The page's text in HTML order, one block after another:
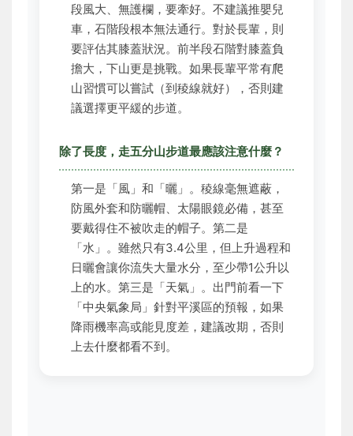
段風大、無護欄，要牽好。不建議推嬰兒
車，石階段根本無法通行。對於長輩，則
要評估其膝蓋狀況。前半段石階對膝蓋負
擔大，下山更是挑戰。如果長輩平常有爬
山習慣可以嘗試（到稜線就好），否則建
議選擇更平緩的步道。
除了長度，走五分山步道最應該注意什麼？
第一是「風」和「曬」。稜線毫無遮蔽，
防風外套和防曬帽、太陽眼鏡必備，甚至
要戴得住不被吹走的帽子。第二是
「水」。雖然只有3.4公里，但上升過程和
日曬會讓你流失大量水分，至少帶1公升以
上的水。第三是「天氣」。出門前看一下
「中央氣象局」針對平溪區的預報，如果
降雨機率高或能見度差，建議改期，否則
上去什麼都看不到。